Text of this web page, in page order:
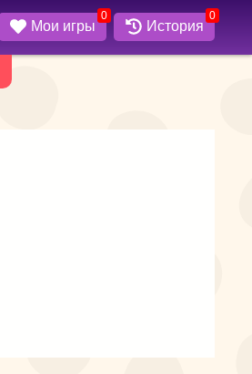
Мои игры
0
История
0